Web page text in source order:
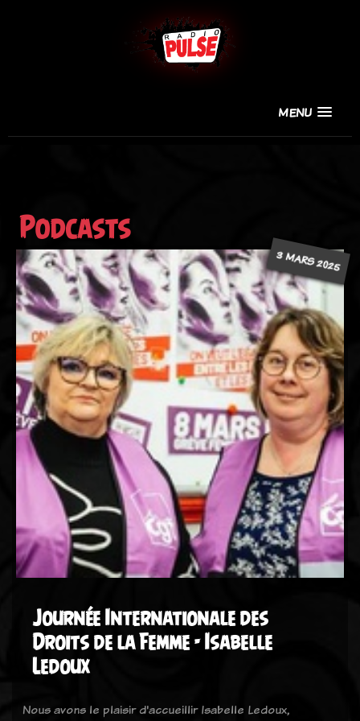
MENU
Podcasts
3 MARS 2025
Journée Internationale des
Droits de la Femme - Isabelle
Ledoux
Nous avons le plaisir d'accueillir Isabelle Ledoux,